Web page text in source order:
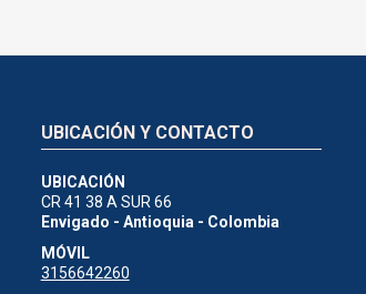
UBICACIÓN Y CONTACTO
UBICACIÓN
CR 41 38 A SUR 66
Envigado - Antioquia - Colombia
MÓVIL
3156642260